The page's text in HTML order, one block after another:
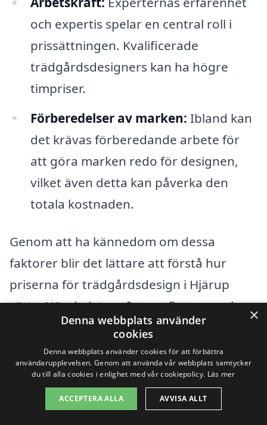
och expertis spelar en central roll i
prissättningen. Kvalificerade
trädgårdsdesigners kan ha högre
timpriser.
Förberedelser av marken: Ibland kan
det krävas förberedande arbete för
att göra marken redo för designen,
vilket även detta kan påverka den
totala kostnaden.
Genom att ha kännedom om dessa
faktorer blir det lättare att förstå hur
priserna för trädgårdsdesign i Hjärup
sätts. När du letar efter en firma som kan
hjälpa dig med din trädgårdsdesign, är
det en god idé att samla in flera offerter.
Detta gör att du kan jämföra priser och
tjänster, vilket ger dig en bättre chans att
hitta det erbjudande som passar dina
×
Denna webbplats använder
cookies
Denna webbplats använder cookies för att förbättra
användarupplevelsen. Genom att använda vår webbplats samtycker
du till alla cookies i enlighet med vår cookiepolicy. Läs mer
ACCEPTERA ALLA AVVISA ALLT